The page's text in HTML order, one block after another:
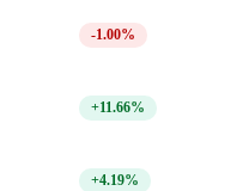
-1.00%
+11.66%
+4.19%